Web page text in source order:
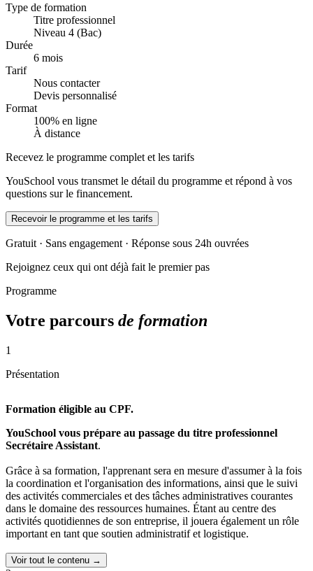
Type de formation
Titre professionnel
Niveau 4 (Bac)
Durée
6 mois
Tarif
Nous contacter
Devis personnalisé
Format
100% en ligne
À distance
Recevez le programme complet et les tarifs
YouSchool vous transmet le détail du programme et répond à vos
questions sur le financement.
Recevoir le programme et les tarifs
Gratuit · Sans engagement · Réponse sous 24h ouvrées
Rejoignez ceux qui ont déjà fait le premier pas
Programme
Votre parcours de formation
1
Présentation
Formation éligible au CPF.
YouSchool vous prépare au passage du titre professionnel
Secrétaire Assistant.
Grâce à sa formation, l'apprenant sera en mesure d'assumer à la fois
la coordination et l'organisation des informations, ainsi que le suivi
des activités commerciales et des tâches administratives courantes
dans le domaine des ressources humaines. Étant au centre des
activités quotidiennes de son entreprise, il jouera également un rôle
important en tant que soutien administratif et logistique.
Enfin, le titre professionnel de Secrétaire Assistant permettra à
Voir tout le contenu →